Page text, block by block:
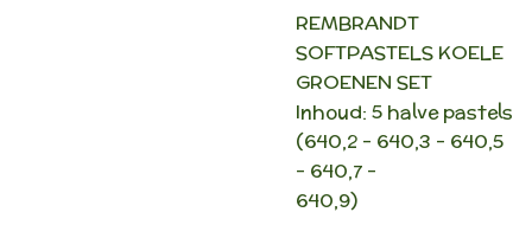
REMBRANDT
SOFTPASTELS KOELE
GROENEN SET
Inhoud: 5 halve pastels
(640,2 - 640,3 - 640,5
- 640,7 -
640,9)